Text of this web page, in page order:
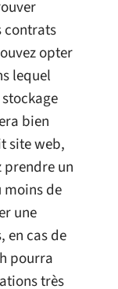
contrats
opter
lequel
bien
site web,
prendre un
moins de
une
en cas de
pourra
très